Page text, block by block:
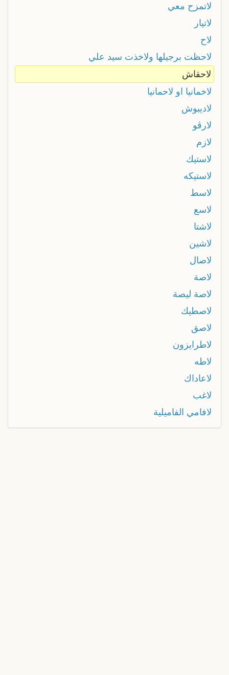
لاتمزح معي
لاتيار
لاح
لاحظت برجيلها ولاخذت سيد علي
لاحقاش
لاخمانیا او لاحمانیا
لاديبوش
لارڨو
لازم
لاستيك
لاستيكه
لاسط
لاسع
لاشتا
لاشين
لاصال
لاصة
لاصة ليصة
لاصطيك
لاصق
لاطرايزون
لاطه
لاعاداك
لاغب
لافامي الفاميلية